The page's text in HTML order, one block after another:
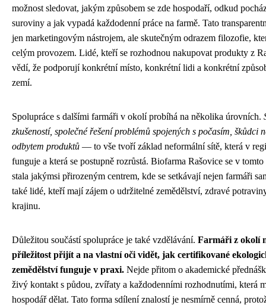
možnost sledovat, jakým způsobem se zde hospodaří, odkud
suroviny a jak vypadá každodenní práce na farmě. Tato
jen marketingovým nástrojem, ale skutečným odrazem filozofie,
celým provozem. Lidé, kteří se rozhodnou nakupovat produkty z
vědí, že podporují konkrétní místo, konkrétní lidi a konkrétní
zemí.
Spolupráce s dalšími farmáři v okolí probíhá na několika úrovních.
zkušeností, společné řešení problémů spojených s počasím, škůdci
odbytem produktů — to vše tvoří základ neformální sítě, která v
funguje a která se postupně rozrůstá. Biofarma Rašovice se v
stala jakýmsi přirozeným centrem, kde se setkávají nejen farmáři
také lidé, kteří mají zájem o udržitelné zemědělství, zdravé
krajinu.
Důležitou součástí spolupráce je také vzdělávání. Farmáři z okolí
příležitost přijít a na vlastní oči vidět, jak certifikované
zemědělství funguje v praxi. Nejde přitom o akademické
živý kontakt s půdou, zvířaty a každodenními rozhodnutími, která
hospodář dělat. Tato forma sdílení znalostí je nesmírně cenná,